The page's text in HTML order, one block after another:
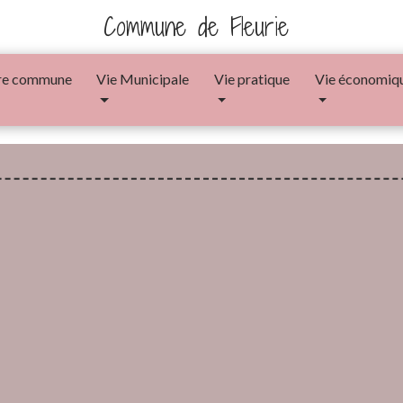
Commune de Fleurie
commune Vie Municipale Vie pratique Vie